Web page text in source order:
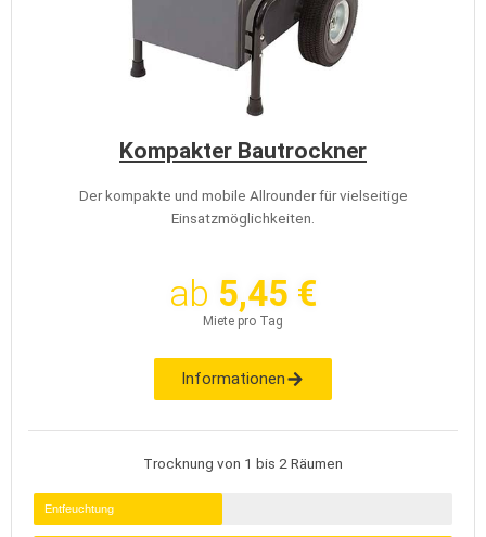
Kompakter Bautrockner
Der kompakte und mobile Allrounder für vielseitige
Einsatzmöglichkeiten.
ab 5,45 €
Miete pro Tag
Informationen
Trocknung von 1 bis 2 Räumen
Entfeuchtung